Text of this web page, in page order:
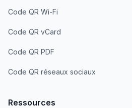
Code QR Wi-Fi
Code QR vCard
Code QR PDF
Code QR réseaux sociaux
Ressources